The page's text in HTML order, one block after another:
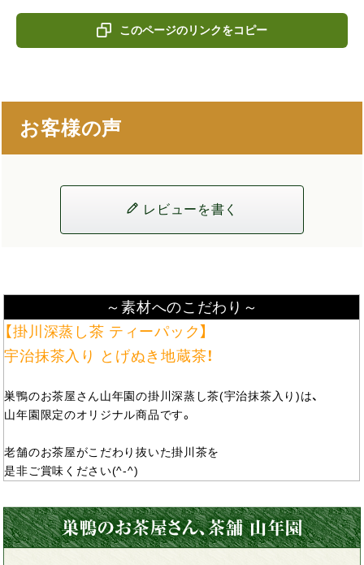
このページのリンクをコピー
お客様の声
レビューを書く
～素材へのこだわり～
【掛川深蒸し茶 ティーパック】
宇治抹茶入り とげぬき地蔵茶！
巣鴨のお茶屋さん山年園の掛川深蒸し茶(宇治抹茶入り)は、
山年園限定のオリジナル商品です。
老舗のお茶屋がこだわり抜いた掛川茶を
是非ご賞味ください(^-^)